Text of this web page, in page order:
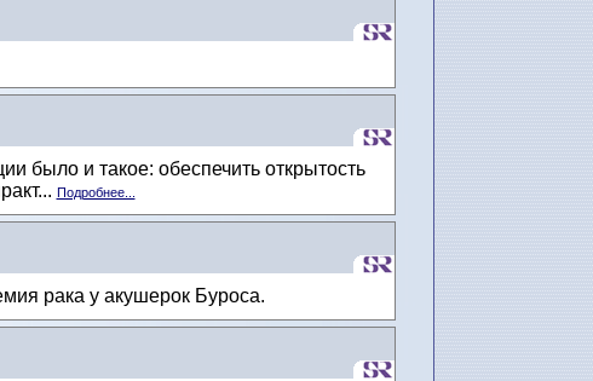
было и такое: обеспечить открытость
Подробнее...
рака у акушерок Буроса.